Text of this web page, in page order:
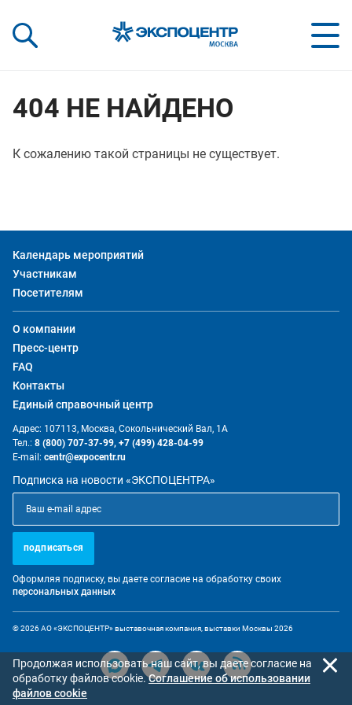
Shows:
a Key to Your Success
выставки вашего
404 НЕ НАЙДЕНО
К сожалению такой страницы не существует.
Календарь мероприятий
Участникам
Посетителям
О компании
Пресс-центр
FAQ
Контакты
Единый справочный центр
Адрес: 107113, Москва, Сокольнический Вал, 1А
Тел.: 8 (800) 707-37-99, +7 (499) 428-04-99
E-mail: centr@expocentr.ru
Подписка на новости «ЭКСПОЦЕНТРА»
подписаться
Оформляя подписку, вы даете согласие на обработку своих
персональных данных
© 2026 АО «ЭКСПОЦЕНТР» выставочная компания, выставки Москвы 2026
Продолжая использовать наш сайт, вы даете согласие на
обработку файлов cookie.Cоглашение об использовании
файлов cookie